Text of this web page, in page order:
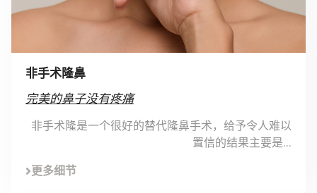
非手术隆鼻
完美的鼻子没有疼痛
非手术隆是一个很好的替代隆鼻手术，给予令人难以
置信的结果主要是...
更多细节